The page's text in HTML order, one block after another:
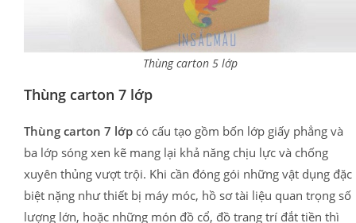
Thùng carton 5 lớp
Thùng carton 7 lớp
Thùng carton 7 lớp có cấu tạo gồm bốn lớp giấy phẳng và
ba lớp sóng xen kẽ mang lại khả năng chịu lực và chống
xuyên thủng vượt trội. Khi cần đóng gói những vật dụng đặc
biệt nặng như thiết bị máy móc, hồ sơ tài liệu quan trọng số
lượng lớn, hoặc những món đồ cổ, đồ trang trí đắt tiền thì